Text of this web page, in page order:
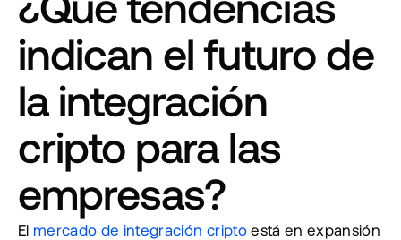
indican el futuro de
la integración
cripto para las
empresas?
El mercado de integración cripto está en expansión